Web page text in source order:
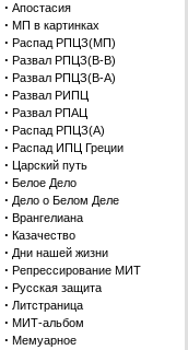
· Апостасия
· МП в картинках
· Распад РПЦЗ(МП)
· Развал РПЦЗ(В-В)
· Развал РПЦЗ(В-А)
· Развал РИПЦ
· Развал РПАЦ
· Распад РПЦЗ(А)
· Распад ИПЦ Греции
· Царский путь
· Белое Дело
· Дело о Белом Деле
· Врангелиана
· Казачество
· Дни нашей жизни
· Репрессирование МИТ
· Русская защита
· Литстраница
· МИТ-альбом
· Мемуарное